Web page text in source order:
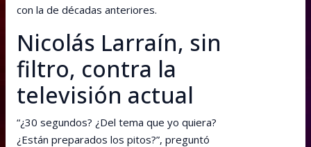
con la de décadas anteriores.
Nicolás Larraín, sin
filtro, contra la
televisión actual
“¿30 segundos? ¿Del tema que yo quiera?
¿Están preparados los pitos?”, preguntó